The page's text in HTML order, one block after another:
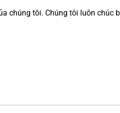
chúng tôi. Chúng tôi luôn chúc